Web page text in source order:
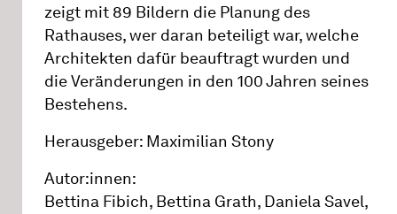
zeigt mit 89 Bildern die Planung des
Rathauses, wer daran beteiligt war, welche
Architekten dafür beauftragt wurden und
die Veränderungen in den 100 Jahren seines
Bestehens.
Herausgeber: Maximilian Stony
Autor:innen:
Bettina Fibich, Bettina Grath, Daniela Savel,